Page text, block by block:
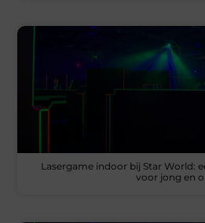
Lasergame indoor bij Star World:
voor jong en